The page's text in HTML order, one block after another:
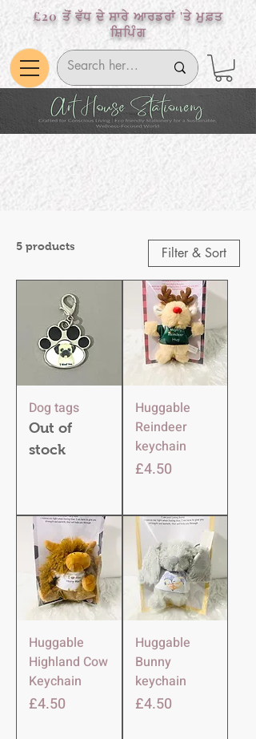
£20 ਤੋਂ ਵੱਧ ਦੇ ਸਾਰੇ ਆਰਡਰਾਂ 'ਤੇ ਮੁਫ਼ਤ
ਸ਼ਿਪਿੰਗ
5 products Filter & Sort
Dog tags
Out of
stock
Huggable
Reindeer
keychain
Price
£4.50
Huggable
Highland Cow
Keychain
Price
£4.50
Huggable
Bunny
keychain
Price
£4.50